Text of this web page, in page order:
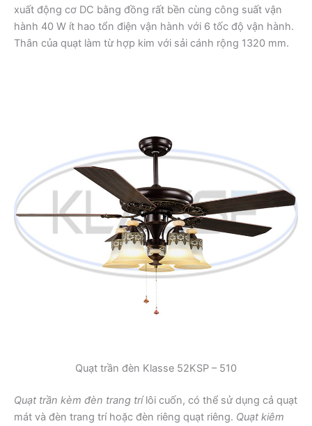
xuất động cơ DC bằng đồng rất bền cùng công suất vận
hành 40 W ít hao tổn điện vận hành với 6 tốc độ vận hành.
Thân của quạt làm từ hợp kim với sải cánh rộng 1320 mm.
Quạt trần đèn Klasse 52KSP – 510
Quạt trần kèm đèn trang trílôi cuốn, có thể sử dụng cả quạt
mát và đèn trang trí hoặc đèn riêng quạt riêng. Quạt kiêm